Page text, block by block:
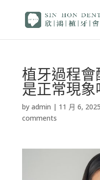
植牙過程
是正常現象
by admin | 11 月 6, 2025
comments